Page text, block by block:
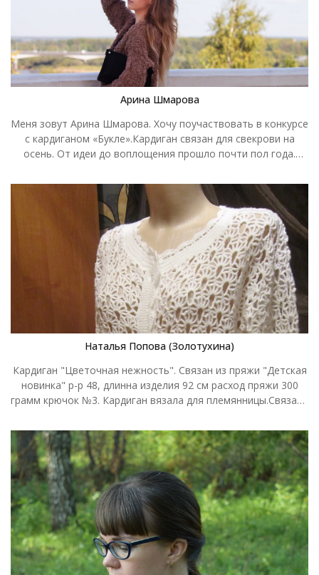
Арина Шмарова
Меня зовут Арина Шмарова. Хочу поучаствовать в конкурсе
с кардиганом «Букле».Кардиган связан для свекрови на
осень. От идеи до воплощения прошло почти пол года.
остановились на букле, такая пряжа создаёт уютное
настроение, будет хорошо согревать и эффектно
Размер oversize от 42 до 48.
Наталья Попова (Золотухина)
Кардиган "Цветочная нежность". Связан из пряжи "Детская
новинка" р-р 48, длинна изделия 92 см расход пряжи 300
грамм крючок №3. Кардиган вязала для племянницы.Связала
Абхазии!